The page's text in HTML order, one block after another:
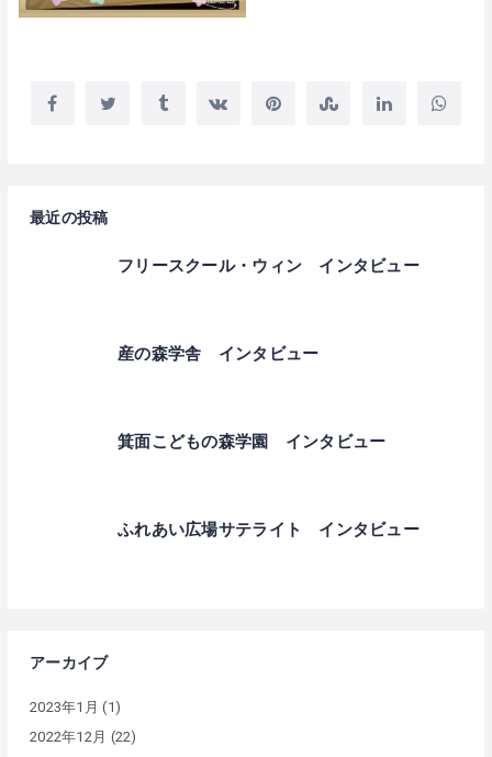
最近の投稿
フリースクール・ウィン インタビュー
産の森学舎 インタビュー
箕面こどもの森学園 インタビュー
ふれあい広場サテライト インタビュー
アーカイブ
2023年1月 (1)
2022年12月 (22)